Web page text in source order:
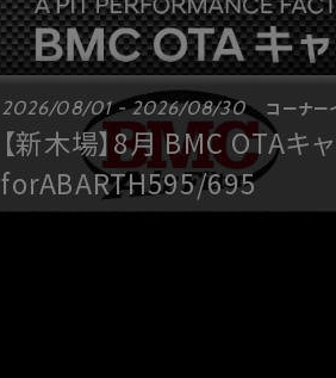
2026/08/01 - 2026/08/30 コーナー
【新木場】8月 BMC OTAキ
forABARTH595/695